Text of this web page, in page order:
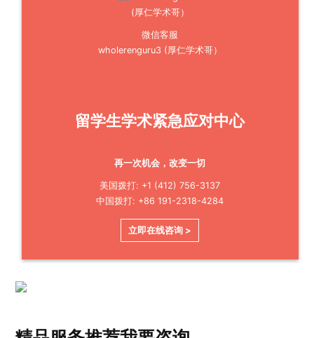
微信客服
wholerenguru3 (厚仁学术哥）
留学生学术紧急应对中心
再一次机会，改变一切
美国拨打: +1 (412) 756-3137
中国拨打: +86 191-2318-4284
立即在线咨询 >